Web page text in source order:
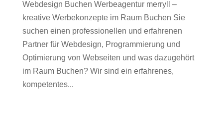
Webdesign Buchen Werbeagentur merryll –
kreative Werbekonzepte im Raum Buchen Sie
suchen einen professionellen und erfahrenen
Partner für Webdesign, Programmierung und
Optimierung von Webseiten und was dazugehört
im Raum Buchen? Wir sind ein erfahrenes,
kompetentes...